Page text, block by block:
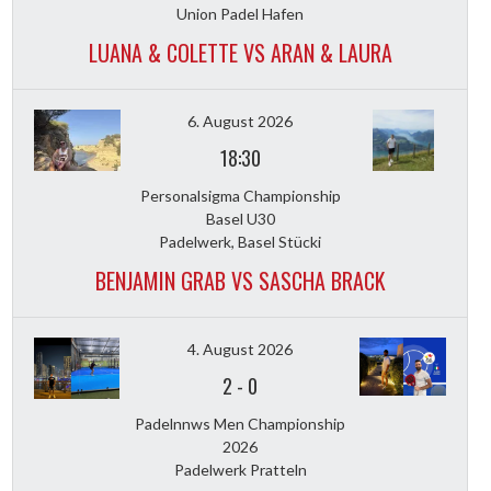
Union Padel Hafen
LUANA & COLETTE VS ARAN & LAURA
6. August 2026
18:30
Personalsigma Championship
Basel U30
Padelwerk, Basel Stücki
BENJAMIN GRAB VS SASCHA BRACK
4. August 2026
2 - 0
Padelnnws Men Championship
2026
Padelwerk Pratteln